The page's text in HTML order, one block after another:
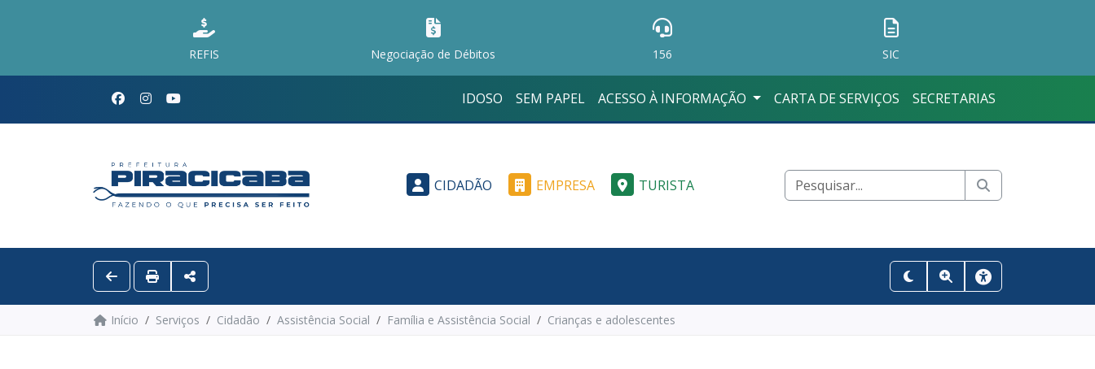
REFIS Negociação de Débitos 156 SIC
IDOSO SEM PAPEL ACESSO À INFORMAÇÃO CARTA DE SERVIÇOS SECRETARIAS
CIDADÃO EMPRESA TURISTA
Início Serviços Cidadão Assistência Social Família e Assistência Social Crianças e adolescentes